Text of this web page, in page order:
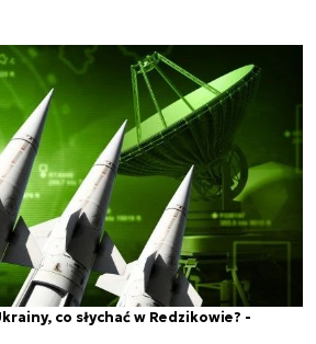
co słychać w Redzikowie? -